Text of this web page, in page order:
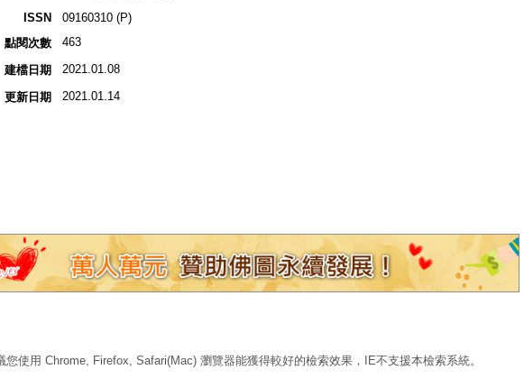
ISSN
09160310 (P)
點閱次數
463
建檔日期 2021.01.08
更新日期 2021.01.14
您使用 Chrome, Firefox, Safari(Mac) 瀏覽器能獲得較好的檢索效果，IE不支援本檢索系統。